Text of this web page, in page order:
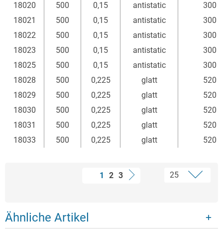
18020
500 0,15 antistatic
300
18021
500 0,15 antistatic
300
18022
500 0,15 antistatic
300
18023
500 0,15 antistatic
300
18025
500 0,15 antistatic
300
18028
500 0,225 glatt
520
18029
500 0,225 glatt
520
18030
500 0,225 glatt
520
18031
500 0,225 glatt
520
18033
500 0,225 glatt 520
1 2 3
Ähnliche Artikel